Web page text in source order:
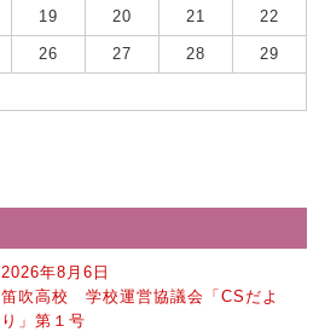
19 20 21 22
26 27 28 29
2026年8月6日
笛吹高校 学校運営協議会「CSだよ
り」第１号